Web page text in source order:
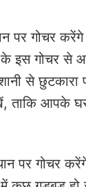
पर गोचर
इस गोचर से
से
ताकि आपके
पर गोचर